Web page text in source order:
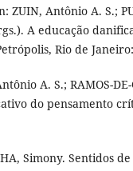
ZUIN, Antônio A. S.;
A educação
Rio de
A. S.; RAMOS-
do pensamento
Simony. Sentidos